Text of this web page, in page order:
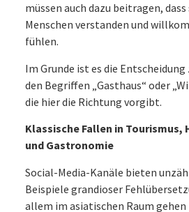
müssen auch dazu beitragen, dass
Menschen verstanden und
fühlen.
Im Grunde ist es die Entscheidung
den Begriffen „Gasthaus“ oder
die hier die Richtung vorgibt.
Klassische Fallen in
und Gastronomie
Social-Media-Kanäle bieten
Beispiele grandioser
allem im asiatischen Raum